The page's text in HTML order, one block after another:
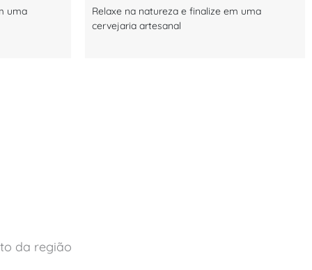
uma
Relaxe na natureza e finalize em uma
cervejaria artesanal
da região